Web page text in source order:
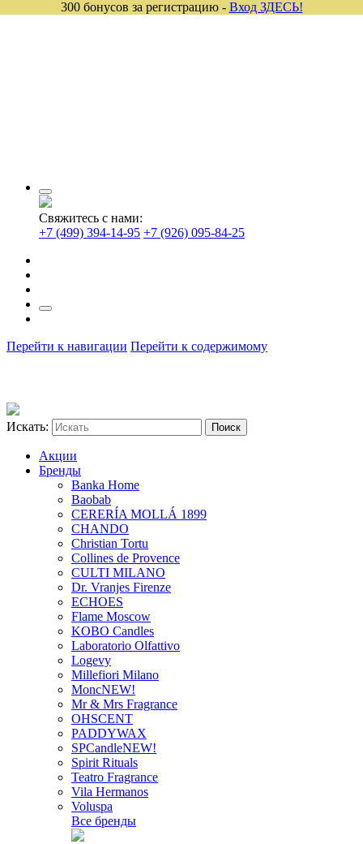
Свяжитесь с нами:
+7 (499) 394-14-95 +7 (926) 095-84-25
Перейти к навигации Перейти к содержимому
Искать:
Акции
Бренды
Banka Home
Baobab
CERERÍA MOLLÁ 1899
CHANDO
Christian Tortu
Collines de Provence
CULTI MILANO
Dr. Vranjes Firenze
ECHOES
Flame Moscow
KOBO Candles
Laboratorio Olfattivo
Logevy
Millefiori Milano
MoncNEW!
Mr & Mrs Fragrance
OHSCENT
PADDYWAX
SPCandleNEW!
Spirit Rituals
Teatro Fragrance
Vila Hermanos
Voluspa
Все бренды
300 бонусов за регистрацию - Вход ЗДЕСЬ!